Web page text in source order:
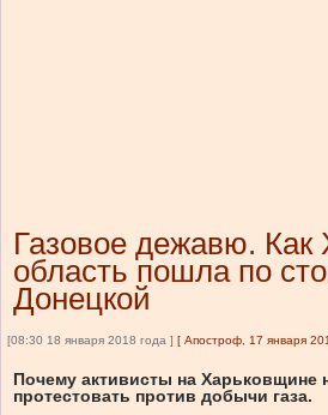
Газовое дежавю. Как
область пошла по
Донецкой
[08:30 18 января 2018 года ] [ Апостроф, 17 января
Почему активисты на Харьковщине
протестовать против добычи газа.